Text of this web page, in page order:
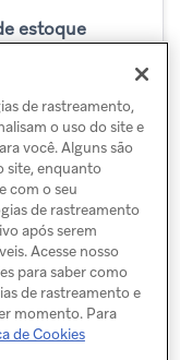
estoque
Privacy Policy
de rastreamento,
o uso do site e
você. Alguns são
site, enquanto
com o seu
de rastreamento
após serem
Acesse nosso
para saber como
de rastreamento e
momento. Para
de Cookies